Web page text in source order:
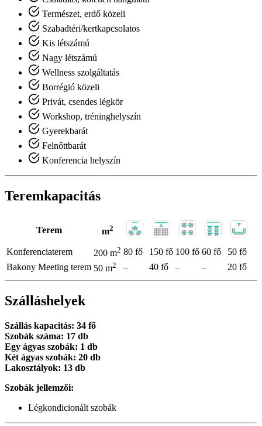
Természet, erdő közeli
Szabadtéri/kertkapcsolatos
Kis létszámú
Nagy létszámú
Wellness szolgáltatás
Borrégió közeli
Privát, csendes légkör
Workshop, tréninghelyszín
Gyerekbarát
Felnőttbarát
Konferencia helyszín
Teremkapacitás
Terem m2
Konferenciaterem 200 m2 80 fő 150 fő 100 fő 60 fő
50 fő
Bakony Meeting terem 50 m2 – 40 fő – – 20 fő
Szálláshelyek
Szállás kapacitás: 34 fő
Szobák száma: 17 db
Egy ágyas szobák: 1 db
Két ágyas szobák: 20 db
Lakosztályok: 13 db
Szobák jellemzői:
Légkondicionált szobák